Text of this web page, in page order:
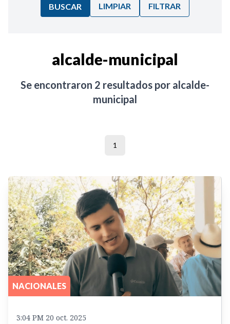
BUSCAR LIMPIAR FILTRAR
alcalde-municipal
Se encontraron 2 resultados por alcalde-
municipal
1
NACIONALES
3:04 PM 20 oct. 2025